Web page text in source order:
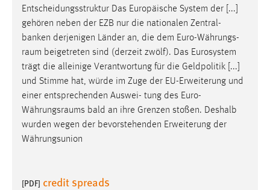
Entscheidungsstruktur Das Europäische System der [...]
gehören neben der EZB nur die nationalen Zentral-
banken derjenigen Länder an, die dem Euro-Währungs-
raum beigetreten sind (derzeit zwölf). Das Eurosystem
trägt die alleinige Verantwortung für die Geldpolitik [...]
und Stimme hat, würde im Zuge der EU-Erweiterung und
einer entsprechenden Auswei- tung des Euro-
Währungsraums bald an ihre Grenzen stoßen. Deshalb
wurden wegen der bevorstehenden Erweiterung der
Währungsunion
[PDF] credit spreads